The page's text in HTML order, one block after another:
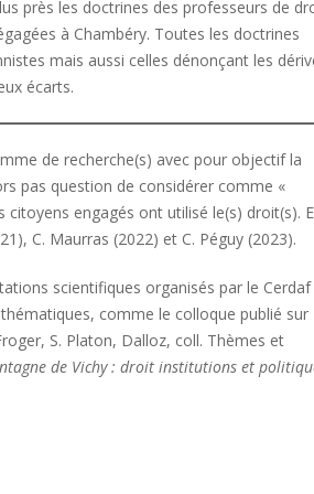
près les doctrines des professeurs de
à Chambéry. Toutes les doctrines
mais aussi celles dénonçant les
écarts.
de recherche(s) avec pour objectif la
pas question de considérer comme «
engagés ont utilisé le(s) droit(s).
C. Maurras (2022) et C. Péguy (2023).
scientifiques organisés par le Cerdaf
comme le colloque publié sur
S. Platon, Dalloz, coll. Thèmes et
de Vichy : droit institutions et